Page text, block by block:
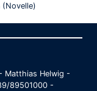
(Novelle)
Matthias Helwig -
89501000 -